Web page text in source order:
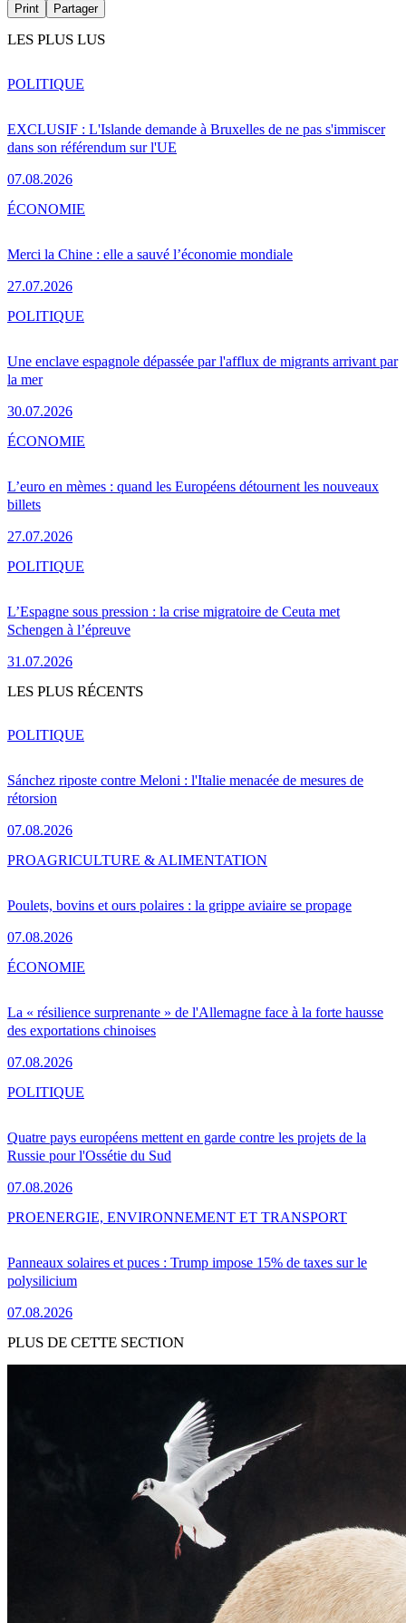
Print Partager
LES PLUS LUS
EXCLUSIF : L'Islande demande à Bruxelles de ne pas s'immiscer
dans son référendum sur l'UE
07.08.2026
POLITIQUE
Merci la Chine : elle a sauvé l’économie mondiale
27.07.2026
ÉCONOMIE
Une enclave espagnole dépassée par l'afflux de migrants arrivant par
la mer
30.07.2026
POLITIQUE
L’euro en mèmes : quand les Européens détournent les nouveaux
billets
27.07.2026
ÉCONOMIE
L’Espagne sous pression : la crise migratoire de Ceuta met
Schengen à l’épreuve
31.07.2026
POLITIQUE
LES PLUS RÉCENTS
Sánchez riposte contre Meloni : l'Italie menacée de mesures de
rétorsion
07.08.2026
POLITIQUE
Poulets, bovins et ours polaires : la grippe aviaire se propage
07.08.2026
PROAGRICULTURE & ALIMENTATION
La « résilience surprenante » de l'Allemagne face à la forte hausse
des exportations chinoises
07.08.2026
ÉCONOMIE
Quatre pays européens mettent en garde contre les projets de la
Russie pour l'Ossétie du Sud
07.08.2026
POLITIQUE
Panneaux solaires et puces : Trump impose 15% de taxes sur le
polysilicium
07.08.2026
PROENERGIE, ENVIRONNEMENT ET TRANSPORT
PLUS DE CETTE SECTION